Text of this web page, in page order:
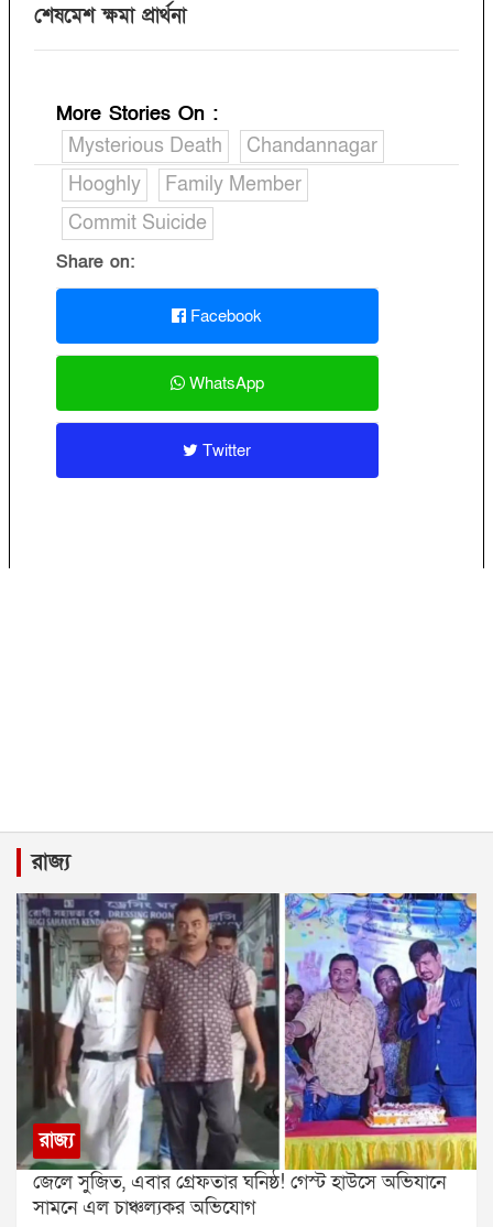
শেষমেশ ক্ষমা প্রার্থনা
More Stories On :
Mysterious Death
Chandannagar
Hooghly
Family Member
Commit Suicide
Share on:
Facebook
WhatsApp
Twitter
রাজ্য
রাজ্য
জেলে সুজিত, এবার গ্রেফতার ঘনিষ্ঠ! গেস্ট হাউসে অভিযানে
সামনে এল চাঞ্চল্যকর অভিযোগ